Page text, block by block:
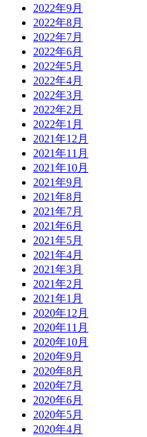
2022年9月
2022年8月
2022年7月
2022年6月
2022年5月
2022年4月
2022年3月
2022年2月
2022年1月
2021年12月
2021年11月
2021年10月
2021年9月
2021年8月
2021年7月
2021年6月
2021年5月
2021年4月
2021年3月
2021年2月
2021年1月
2020年12月
2020年11月
2020年10月
2020年9月
2020年8月
2020年7月
2020年6月
2020年5月
2020年4月